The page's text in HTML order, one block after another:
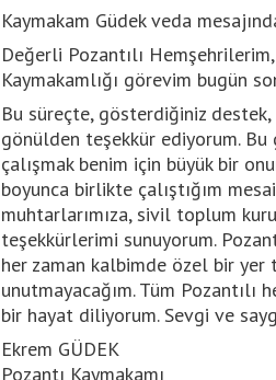
Kaymakam Güdek veda
Değerli Pozantılı
Kaymakamlığı görevim bugün
Bu süreçte, gösterdiğiniz
gönülden teşekkür ediyorum.
çalışmak benim için büyük bir
boyunca birlikte çalıştığım
muhtarlarımıza, sivil toplum
teşekkürlerimi sunuyorum.
her zaman kalbimde özel bir yer
unutmayacağım. Tüm
bir hayat diliyorum. Sevgi ve
Ekrem GÜDEK
Pozantı Kaymakamı